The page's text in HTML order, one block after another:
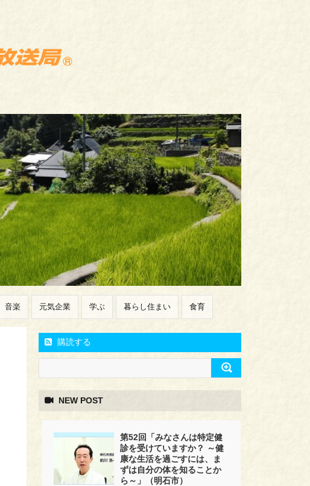
音楽 元気企業 学ぶ 暮らし住まい 食育
購読する
NEW POST
第52回「みなさんは特定健
診を受けていますか？ ～健
康な生活を過ごすには、ま
ずは自分の体を知ることか
ら～」（明石市）